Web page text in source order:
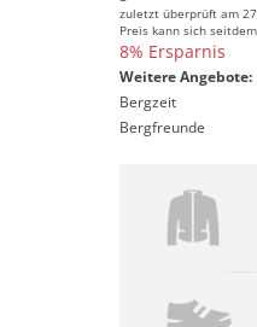
zuletzt überprüft am
Preis kann sich
8% Ersparnis
Weitere Angebote:
Bergzeit
Bergfreunde